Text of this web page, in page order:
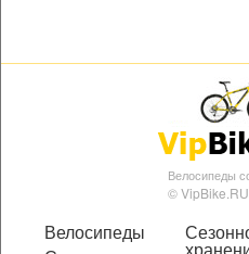
Велосипеды
©
Велосипеды